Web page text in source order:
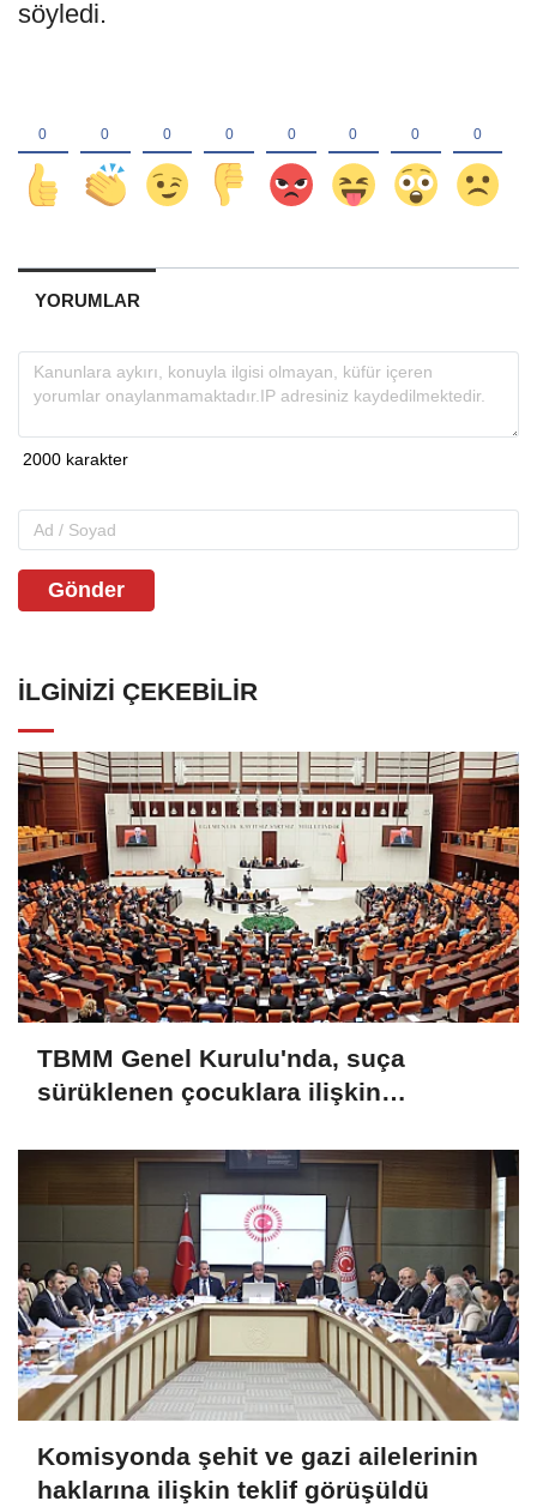
söyledi.
YORUMLAR
Gönder
İLGINIZI ÇEKEBILIR
TBMM Genel Kurulu'nda, suça
sürüklenen çocuklara ilişkin
görüşmeleri tamamlandı
Komisyonda şehit ve gazi ailelerinin
haklarına ilişkin teklif görüşüldü